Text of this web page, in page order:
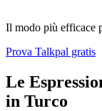
Il modo più efficace
Prova Talkpal gratis
Le
in Turco